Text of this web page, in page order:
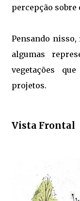
percepção sobre
Pensando
algumas
vegetações
projetos.
Vista Frontal